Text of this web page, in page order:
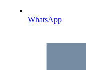
WhatsApp